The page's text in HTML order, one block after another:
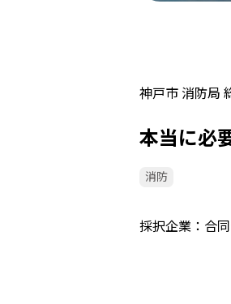
神戸市 消防局
本当に必
消防
採択企業 合